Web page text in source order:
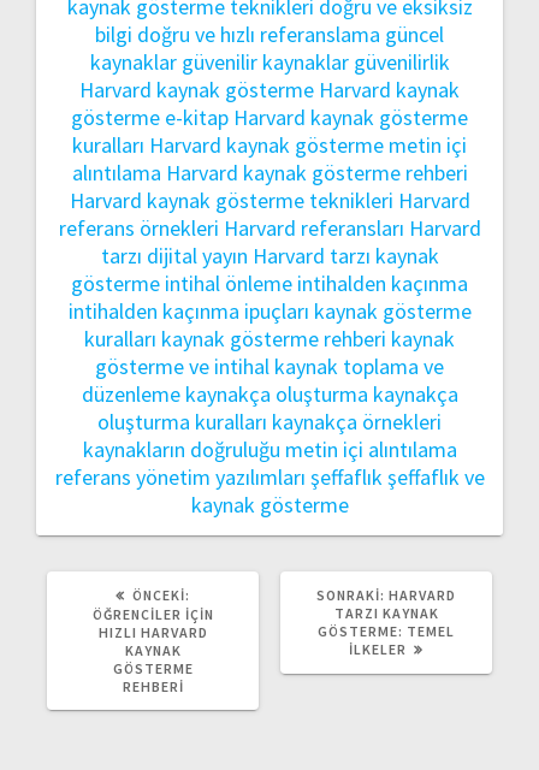
kaynak gösterme teknikleri doğru ve eksiksiz
bilgi doğru ve hızlı referanslama güncel
kaynaklar güvenilir kaynaklar güvenilirlik
Harvard kaynak gösterme Harvard kaynak
gösterme e-kitap Harvard kaynak gösterme
kuralları Harvard kaynak gösterme metin içi
alıntılama Harvard kaynak gösterme rehberi
Harvard kaynak gösterme teknikleri Harvard
referans örnekleri Harvard referansları Harvard
tarzı dijital yayın Harvard tarzı kaynak
gösterme intihal önleme intihalden kaçınma
intihalden kaçınma ipuçları kaynak gösterme
kuralları kaynak gösterme rehberi kaynak
gösterme ve intihal kaynak toplama ve
düzenleme kaynakça oluşturma kaynakça
oluşturma kuralları kaynakça örnekleri
kaynakların doğruluğu metin içi alıntılama
referans yönetim yazılımları şeffaflıkşeffaflık ve
kaynak gösterme
ÖNCEKI:
YAZI:
ÖĞRENCILER İÇIN
HIZLI HARVARD
KAYNAK
GÖSTERME
REHBERI
SONRAKI: SONRAKI
YAZI:
HARVARD
TARZI KAYNAK
GÖSTERME: TEMEL
İLKELER